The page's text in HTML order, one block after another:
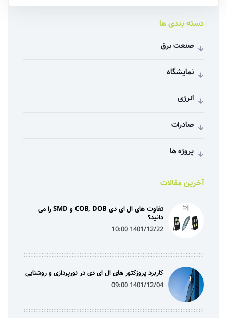
دسته بندی ها
صنعت برق
نمایشگاه
انرژی
صادرات
پروژه ها
آخرین مقالات
تفاوت های ال ای دی COB, DOB و SMD را می
دانید؟
1401/12/22 10:00
کاربرد پروژکتور های ال ای دی در نورپردازی و روشنایی
1401/12/04 09:00